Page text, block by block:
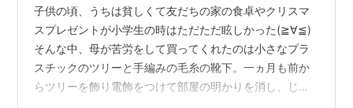
子供の頃、うちは貧しくて友だちの家の食卓やクリスマ
スプレゼントが小学生の時はただただ眩しかった(≧∀≦)
そんな中、母が苦労をして買ってくれたのは小さなプラ
スチックのツリーと手編みの毛糸の靴下。一ヵ月も前か
らツリーを飾り電飾をつけて部屋の明かりを消し、じっ